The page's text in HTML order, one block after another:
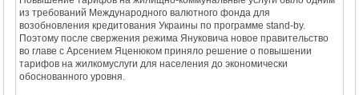
из требований Международного валютного фонда для
возобновления кредитования Украины по программе stand-by.
Поэтому после свержения режима Януковича новое правительство
во главе с Арсением Яценюком приняло решение о повышении
тарифов на жилкомуслуги для населения до экономически
обоснованного уровня.